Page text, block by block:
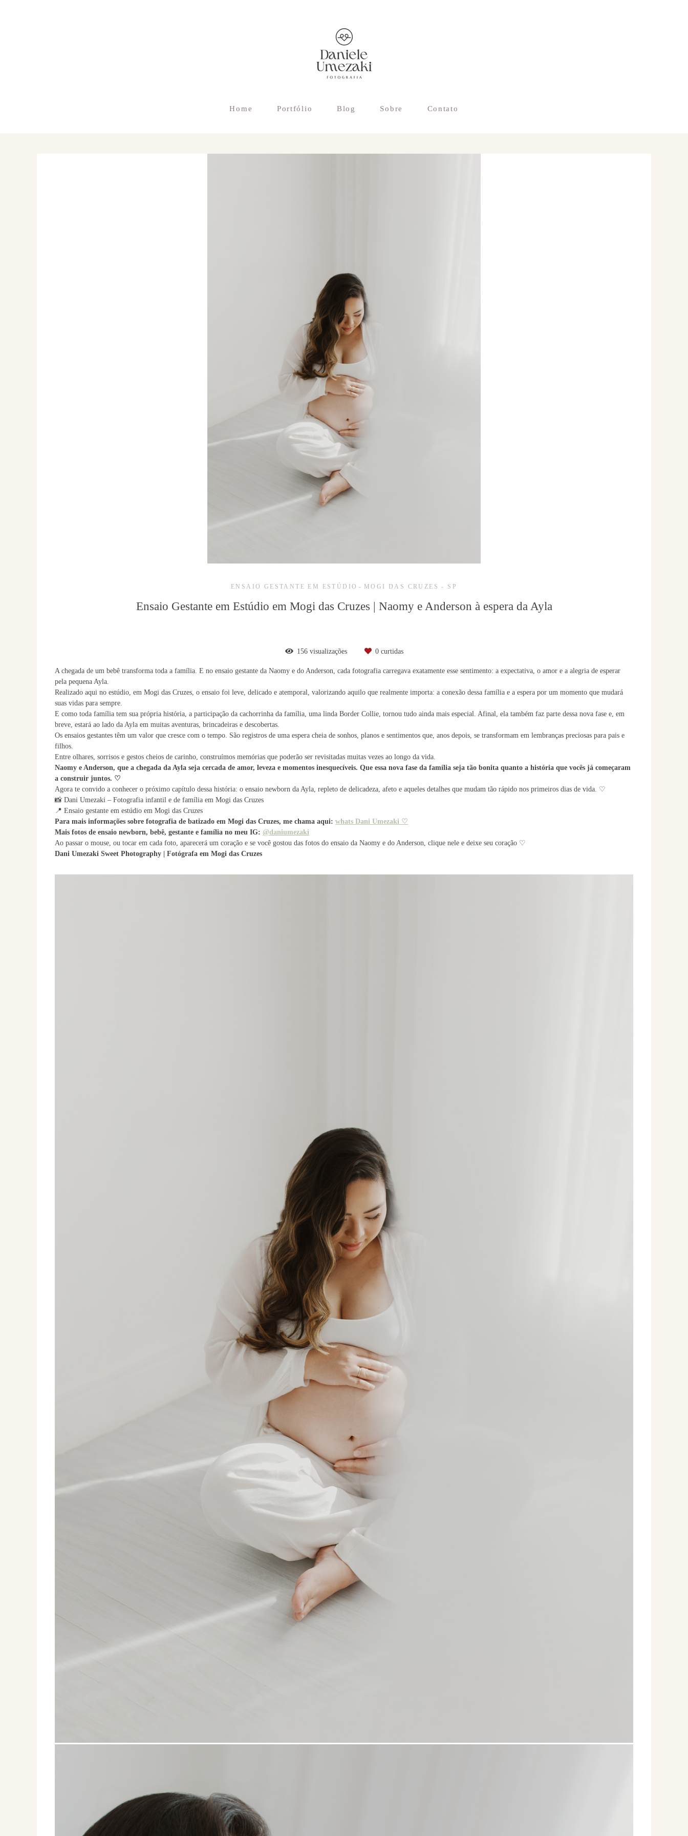
Home Portfólio Blog Sobre Contato
ENSAIO GESTANTE EM ESTÚDIO MOGI DAS CRUZES - SP
Ensaio Gestante em Estúdio em Mogi das Cruzes | Naomy e Anderson à espera da Ayla
156visualizações 0curtidas
A chegada de um bebê transforma toda a família. E no ensaio gestante da Naomy e do Anderson, cada fotografia carregava exatamente esse sentimento: a expectativa, o amor e a alegria de esperar
pela pequena Ayla.
Realizado aqui no estúdio, em Mogi das Cruzes, o ensaio foi leve, delicado e atemporal, valorizando aquilo que realmente importa: a conexão dessa família e a espera por um momento que mudará
suas vidas para sempre.
E como toda família tem sua própria história, a participação da cachorrinha da família, uma linda Border Collie, tornou tudo ainda mais especial. Afinal, ela também faz parte dessa nova fase e, em
breve, estará ao lado da Ayla em muitas aventuras, brincadeiras e descobertas.
Os ensaios gestantes têm um valor que cresce com o tempo. São registros de uma espera cheia de sonhos, planos e sentimentos que, anos depois, se transformam em lembranças preciosas para pais e
filhos.
Entre olhares, sorrisos e gestos cheios de carinho, construímos memórias que poderão ser revisitadas muitas vezes ao longo da vida.
Naomy e Anderson, que a chegada da Ayla seja cercada de amor, leveza e momentos inesquecíveis. Que essa nova fase da família seja tão bonita quanto a história que vocês já começaram
a construir juntos. ♡
Agora te convido a conhecer o próximo capítulo dessa história: o ensaio newborn da Ayla, repleto de delicadeza, afeto e aqueles detalhes que mudam tão rápido nos primeiros dias de vida. ♡
📸 Dani Umezaki – Fotografia infantil e de família em Mogi das Cruzes
📍 Ensaio gestante em estúdio em Mogi das Cruzes
Para mais informações sobre fotografia de batizado em Mogi das Cruzes, me chama aqui: whats Dani Umezaki ♡
Mais fotos de ensaio newborn, bebê, gestante e família no meu IG: @daniumezaki
Ao passar o mouse, ou tocar em cada foto, aparecerá um coração e se você gostou das fotos do ensaio da Naomy e do Anderson, clique nele e deixe seu coração ♡
Dani Umezaki Sweet Photography | Fotógrafa em Mogi das Cruzes